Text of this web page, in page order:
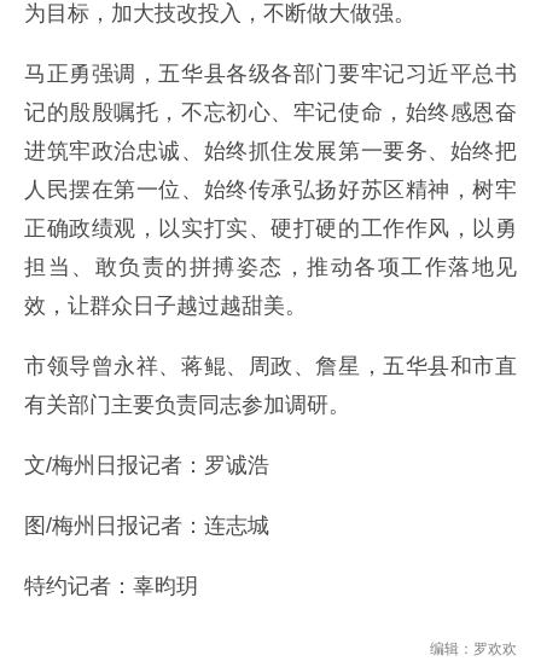
为目标，加大技改投入，不断做大做强。
马正勇强调，五华县各级各部门要牢记习近平总书
记的殷殷嘱托，不忘初心、牢记使命，始终感恩奋
进筑牢政治忠诚、始终抓住发展第一要务、始终把
人民摆在第一位、始终传承弘扬好苏区精神，树牢
正确政绩观，以实打实、硬打硬的工作作风，以勇
担当、敢负责的拼搏姿态，推动各项工作落地见
效，让群众日子越过越甜美。
市领导曾永祥、蒋鲲、周政、詹星，五华县和市直
有关部门主要负责同志参加调研。
文/梅州日报记者：罗诚浩
图/梅州日报记者：连志城
特约记者：辜昀玥
编辑：罗欢欢